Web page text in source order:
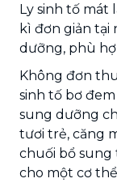
Ly sinh tố mát
kì đơn giản tại
dưỡng, phù
Không đơn
sinh tố bơ
sung dưỡng
tươi trẻ, căng
chuối bổ sung
cho một cơ